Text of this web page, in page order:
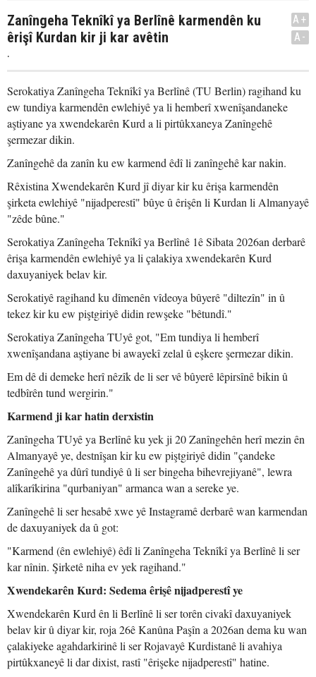
Zanîngeha Teknîkî ya Berlînê karmendên ku
êrişî Kurdan kir ji kar avêtin
.
A+
A-
Serokatiya Zanîngeha Teknîkî ya Berlînê (TU Berlin) ragihand ku
ew tundiya karmendên ewlehiyê ya li hemberî xwenîşandaneke
aştiyane ya xwendekarên Kurd a li pirtûkxaneya Zanîngehê
şermezar dikin.
Zanîngehê da zanîn ku ew karmend êdî li zanîngehê kar nakin.
Rêxistina Xwendekarên Kurd jî diyar kir ku êrişa karmendên
şirketa ewlehiyê "nijadperestî" bûye û êrişên li Kurdan li Almanyayê
"zêde bûne."
Serokatiya Zanîngeha Teknîkî ya Berlînê 1ê Sibata 2026an derbarê
êrişa karmendên ewlehiyê ya li çalakiya xwendekarên Kurd
daxuyaniyek belav kir.
Serokatiyê ragihand ku dîmenên vîdeoya bûyerê "diltezîn" in û
tekez kir ku ew piştgiriyê didin rewşeke "bêtundî."
Serokatiya Zanîngeha TUyê got, "Em tundiya li hemberî
xwenîşandana aştiyane bi awayekî zelal û eşkere şermezar dikin.
Em dê di demeke herî nêzîk de li ser vê bûyerê lêpirsînê bikin û
tedbîrên tund wergirin."
Karmend ji kar hatin derxistin
Zanîngeha TUyê ya Berlînê ku yek ji 20 Zanîngehên herî mezin ên
Almanyayê ye, destnîşan kir ku ew piştgiriyê didin "çandeke
Zanîngehê ya dûrî tundiyê û li ser bingeha bihevrejiyanê", lewra
alîkarîkirina "qurbaniyan" armanca wan a sereke ye.
Zanîngehê li ser hesabê xwe yê Instagramê derbarê wan karmendan
de daxuyaniyek da û got:
"Karmend (ên ewlehiyê) êdî li Zanîngeha Teknîkî ya Berlînê li ser
kar nînin. Şirketê niha ev yek ragihand."
Xwendekarên Kurd: Sedema êrişê nijadperestî ye
Xwendekarên Kurd ên li Berlînê li ser torên civakî daxuyaniyek
belav kir û diyar kir, roja 26ê Kanûna Paşîn a 2026an dema ku wan
çalakiyeke agahdarkirinê li ser Rojavayê Kurdistanê li avahiya
pirtûkxaneyê li dar dixist, rastî "êrişeke nijadperestî" hatine.